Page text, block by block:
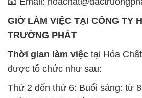
được tổ chức như sau:
Thứ 2 đến thứ 6: Buổi sáng: từ
chiều: từ 12h30 đến 17h
Thứ 7: Buổi sáng: từ 8h đến
12h30 đến 16h
Chủ nhật: Nghỉ chủ nhật hàng